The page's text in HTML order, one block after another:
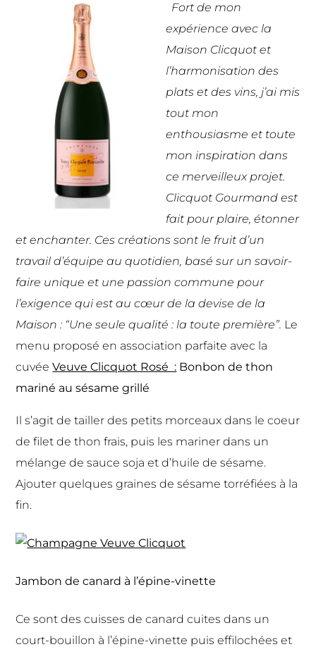
Fort de mon
expérience avec la
Maison Clicquot et
l’harmonisation des
plats et des vins, j’ai mis
tout mon
enthousiasme et toute
mon inspiration dans
ce merveilleux projet.
Clicquot Gourmand est
fait pour plaire, étonner
et enchanter. Ces créations sont le fruit d’un
travail d’équipe au quotidien, basé sur un savoir-
faire unique et une passion commune pour
l’exigence qui est au cœur de la devise de la
Maison : “Une seule qualité : la toute première”. Le
menu proposé en association parfaite avec la
cuvéeVeuve Clicquot Rosé : Bonbon de thon
mariné au sésame grillé
Il s’agit de tailler des petits morceaux dans le coeur
de filet de thon frais, puis les mariner dans un
mélange de sauce soja et d’huile de sésame.
Ajouter quelques graines de sésame torréfiées à la
fin.
Jambon de canard à l’épine-vinette
Ce sont des cuisses de canard cuites dans un
court-bouillon à l’épine-vinette puis effilochées et